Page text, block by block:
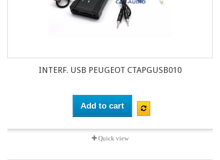
INTERF. USB PEUGEOT CTAPGUSB010
Add to cart
Quick view